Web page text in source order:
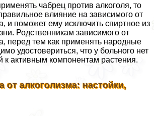
чабрец против алкоголя, то
влияние на зависимого от
и поможет ему исключить спиртное из
Родственникам зависимого от
перед тем как применять народные
удостовериться, что у больного нет
к активным компонентам растения.
от алкоголизма: настойки,